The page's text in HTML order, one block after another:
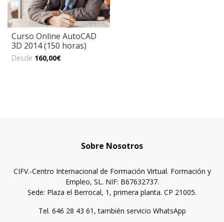
Curso Online AutoCAD
3D 2014 (150 horas)
Desde 160,00€
Sobre Nosotros
CIFV.-Centro Internacional de Formación Virtual. Formación y
Empleo, SL. NIF: B67632737.
Sede: Plaza el Berrocal, 1, primera planta. CP 21005.
Tel. 646 28 43 61, también servicio WhatsApp